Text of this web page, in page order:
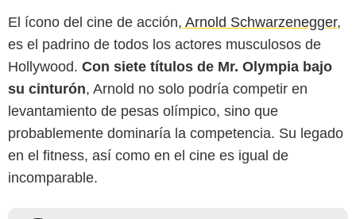
El ícono del cine de acción, Arnold Schwarzenegger,
es el padrino de todos los actores musculosos de
Hollywood. Con siete títulos de Mr. Olympia bajo
su cinturón, Arnold no solo podría competir en
levantamiento de pesas olímpico, sino que
probablemente dominaría la competencia. Su legado
en el fitness, así como en el cine es igual de
incomparable.